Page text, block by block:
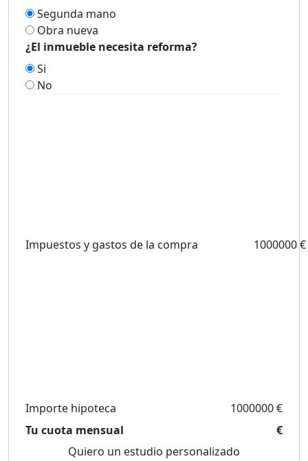
Segunda mano
Obra nueva
¿El inmueble necesita reforma?
Si
No
Impuestos y gastos de la compra 1000000 €
Importe hipoteca
1000000 €
Tu cuota mensual
€
Quiero un estudio personalizado